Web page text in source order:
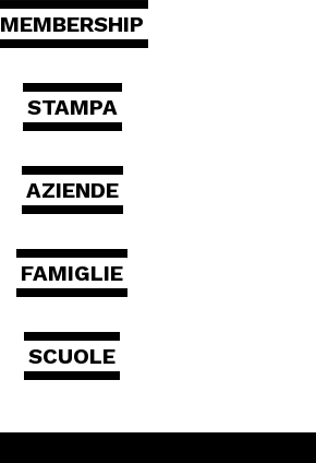
MEMBERSHIP
STAMPA
AZIENDE
FAMIGLIE
SCUOLE